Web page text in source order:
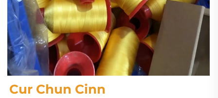
Cur Chun Cinn